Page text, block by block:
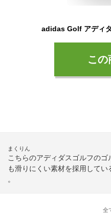
こ
まくりん
こちらのアディダスゴルフの
も滑りにくい素材を採用して
。
全